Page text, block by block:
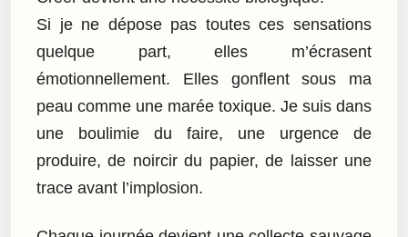
Si je ne dépose pas toutes ces sensations
quelque part, elles m’écrasent
émotionnellement. Elles gonflent sous ma
peau comme une marée toxique. Je suis dans
une boulimie du faire, une urgence de
produire, de noircir du papier, de laisser une
trace avant l’implosion.